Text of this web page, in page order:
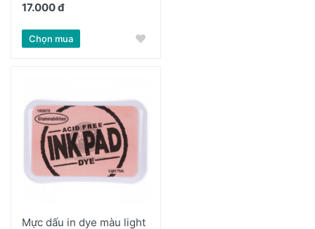
17.000 đ
Chọn mua
Mực dấu in dye màu light